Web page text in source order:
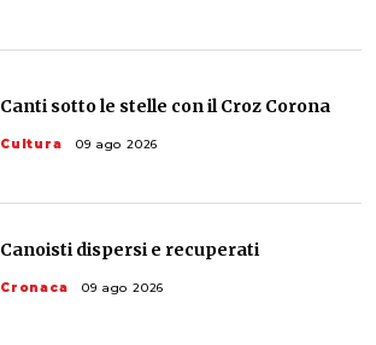
Canti sotto le stelle con il Croz Corona
Cultura 09 ago 2026
Canoisti dispersi e recuperati
Cronaca 09 ago 2026